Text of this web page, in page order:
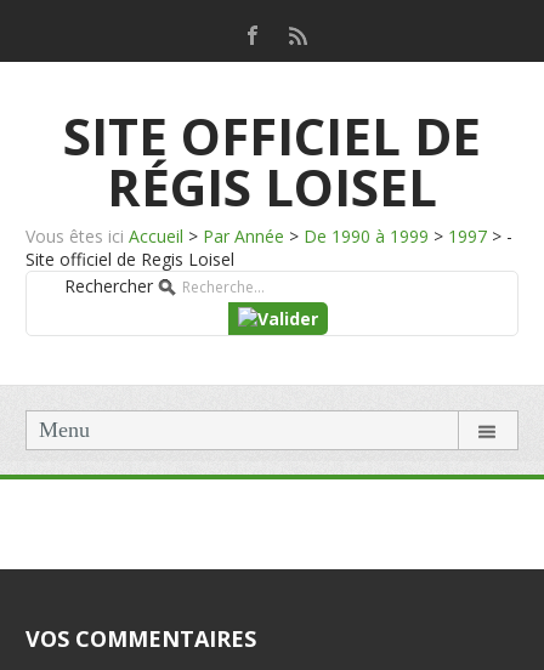
SITE OFFICIEL DE
RÉGIS LOISEL
Vous êtes ici Accueil > Par Année > De 1990 à 1999 > 1997 > -
Site officiel de Regis Loisel
Rechercher
Menu
VOS COMMENTAIRES